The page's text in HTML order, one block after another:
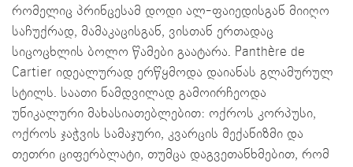
რომელიც პრინცესამ დოდი ალ-ფაიედისგან მიიღო
საჩუქრად, მამაკაცისგან, ვისთან ერთადაც
სიცოცხლის ბოლო წამები გაატარა. Panthère de
Cartier იდეალურად ერწყმოდა დაიანას გლამურულ
სტილს. საათი ნამდვილად გამოირჩეოდა
უნიკალური მახასიათებლებით: ოქროს კორპუსი,
ოქროს ჯაჭვის სამაჯური, კვარცის მექანიზმი და
თეთრი ციფერბლატი, თუმცა დაგვეთანხმებით, რომ